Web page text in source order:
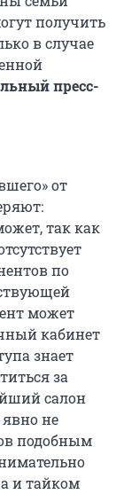
получить
в случае
пресс-
от
так как
по
может
кабинет
знает
за
салон
не
подобным
и тайком